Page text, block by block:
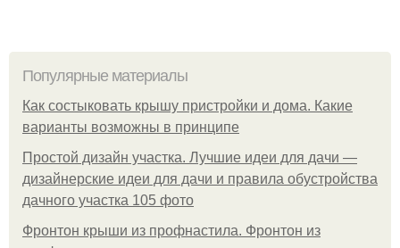
Популярные материалы
Как состыковать крышу пристройки и дома. Какие
варианты возможны в принципе
Простой дизайн участка. Лучшие идеи для дачи —
дизайнерские идеи для дачи и правила обустройства
дачного участка 105 фото
Фронтон крыши из профнастила. Фронтон из